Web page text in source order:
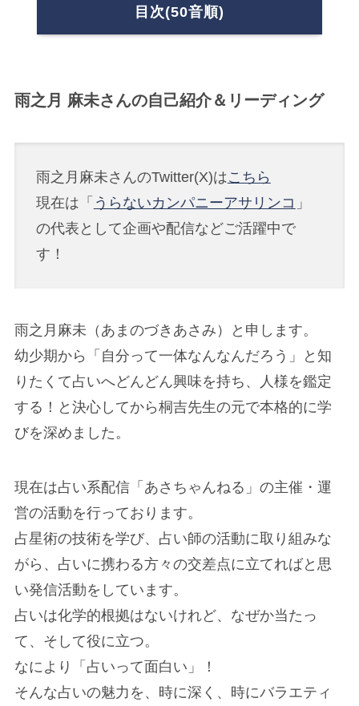
目次(50音順)
雨之月 麻未さんの自己紹介＆リーディング
雨之月麻未さんのTwitter(X)はこちら
現在は「 うらないカンパニーアサリンコ 」
の代表として企画や配信などご活躍中で
す！
雨之月麻未（あまのづきあさみ）と申します。
幼少期から「自分って一体なんなんだろう」と知
りたくて占いへどんどん興味を持ち、人様を鑑定
する！と決心してから桐吉先生の元で本格的に学
びを深めました。
現在は占い系配信「あさちゃんねる」の主催・運
営の活動を行っております。
占星術の技術を学び、占い師の活動に取り組みな
がら、占いに携わる方々の交差点に立てればと思
い発信活動をしています。
占いは化学的根拠はないけれど、なぜか当たっ
て、そして役に立つ。
なにより「占いって面白い」！
そんな占いの魅力を、時に深く、時にバラエティ